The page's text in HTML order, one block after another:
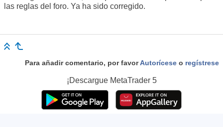
las reglas del foro. Ya ha sido corregido.
Para añadir comentario, por favorAutorícese o regístrese
¡Descargue MetaTrader 5